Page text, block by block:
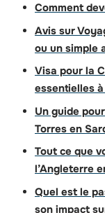
Comment
Avis sur
ou un simple
Visa pour la
essentielles
Un guide
Torres en
Tout ce que
l’Angleterre
Quel est le
son impact